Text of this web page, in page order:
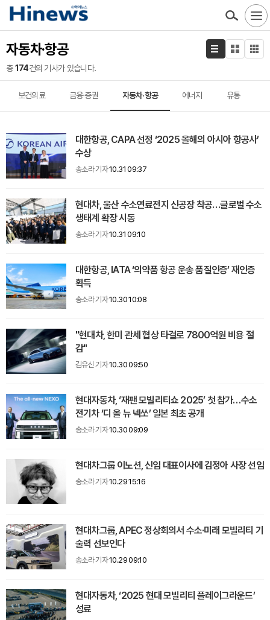
자동차·항공
총174건의 기사가 있습니다.
보건의료 금융·증권 자동차·항공 에너지 유통
대한항공, CAPA 선정 ‘2025 올해의 아시아 항공사’
수상
송소라 기자10.31 09:37
현대차, 울산 수소연료전지 신공장 착공…글로벌 수소
생태계 확장 시동
송소라 기자10.31 09:10
대한항공, IATA ‘의약품 항공 운송 품질인증’ 재인증
획득
송소라 기자10.30 10:08
"현대차, 한미 관세 협상 타결로 7800억원 비용 절
감"
김유신 기자10.30 09:50
현대자동차, ‘재팬 모빌리티쇼 2025’ 첫 참가…수소
전기차 ‘디 올 뉴 넥쏘’ 일본 최초 공개
송소라 기자10.30 09:09
현대차그룹 이노션, 신임 대표이사에 김정아 사장 선임
송소라 기자10.29 15:16
현대차그룹, APEC 정상회의서 수소·미래 모빌리티 기
술력 선보인다
송소라 기자10.29 09:10
현대자동차, ‘2025 현대 모빌리티 플레이그라운드’
성료